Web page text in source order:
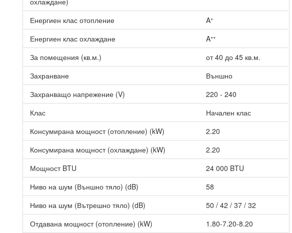
Енергиен клас отопление
Aᐩ
Енергиен клас охлаждане
Aᐩᐩ
За помещения (кв.м.)
от 40 до 45 кв.м.
Захранване
Външно
Захранващо напрежение (V)
220 - 240
Клас
Начален клас
Консумирана мощност (отопление) (kW)
2.20
Консумирана мощност (охлаждане) (kW)
2.20
Мощност BTU
24 000 BTU
Ниво на шум (Външно тяло) (dB)
58
Ниво на шум (Вътрешно тяло) (dB)
50 / 42 / 37 / 32
Отдавана мощност (отопление) (kW)
1.80-7.20-8.20